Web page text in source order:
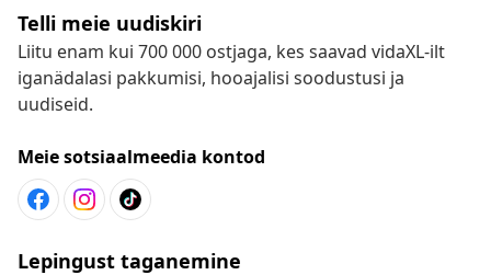
Telli meie uudiskiri
Liitu enam kui 700 000 ostjaga, kes saavad vidaXL-ilt
iganädalasi pakkumisi, hooajalisi soodustusi ja
uudiseid.
Meie sotsiaalmeedia kontod
Lepingust taganemine